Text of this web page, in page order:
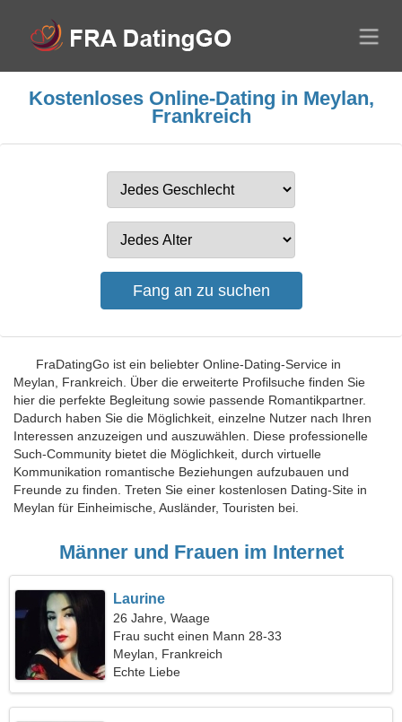
Kostenloses Online-Dating in Meylan,
Frankreich
FraDatingGo ist ein beliebter Online-Dating-Service in
Meylan, Frankreich. Über die erweiterte Profilsuche finden Sie
hier die perfekte Begleitung sowie passende Romantikpartner.
Dadurch haben Sie die Möglichkeit, einzelne Nutzer nach Ihren
Interessen anzuzeigen und auszuwählen. Diese professionelle
Such-Community bietet die Möglichkeit, durch virtuelle
Kommunikation romantische Beziehungen aufzubauen und
Freunde zu finden. Treten Sie einer kostenlosen Dating-Site in
Meylan für Einheimische, Ausländer, Touristen bei.
Männer und Frauen im Internet
Laurine
26 Jahre, Waage
Frau sucht einen Mann 28-33
Meylan, Frankreich
Echte Liebe